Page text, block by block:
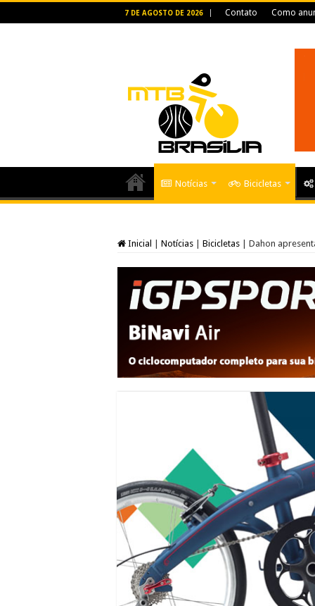
7 DE AGOSTO DE 2026 Contato Como
Notícias Bicicletas
Inicial Notícias Bicicletas Dahon